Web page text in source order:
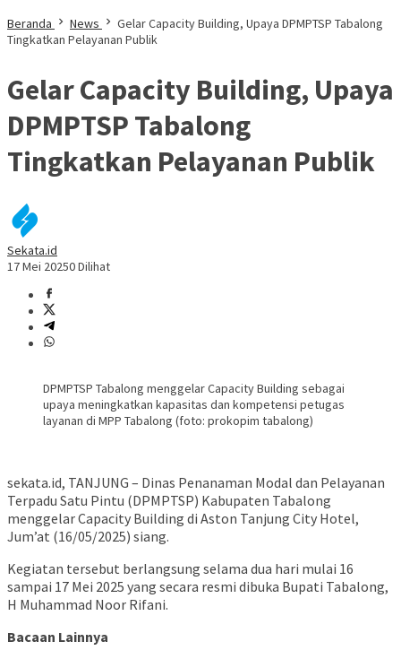
Beranda
News
Gelar Capacity Building, Upaya DPMPTSP Tabalong
Tingkatkan Pelayanan Publik
Gelar Capacity Building, Upaya
DPMPTSP Tabalong
Tingkatkan Pelayanan Publik
Sekata.id
17 Mei 20250 Dilihat
DPMPTSP Tabalong menggelar Capacity Building sebagai
upaya meningkatkan kapasitas dan kompetensi petugas
layanan di MPP Tabalong (foto: prokopim tabalong)
sekata.id, TANJUNG – Dinas Penanaman Modal dan Pelayanan
Terpadu Satu Pintu (DPMPTSP) Kabupaten Tabalong
menggelar Capacity Building di Aston Tanjung City Hotel,
Jum’at (16/05/2025) siang.
Kegiatan tersebut berlangsung selama dua hari mulai 16
sampai 17 Mei 2025 yang secara resmi dibuka Bupati Tabalong,
H Muhammad Noor Rifani.
Bacaan Lainnya